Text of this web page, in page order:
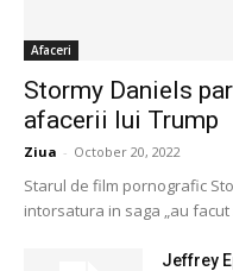
Afaceri
Stormy Daniels
afacerii lui Trump
Ziua - October 20, 2022
Starul de film pornografic
intorsatura in saga „au
Jeffrey